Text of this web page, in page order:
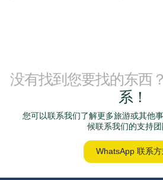
没有找到您要找的东西
系！
您可以联系我们了解更多旅游或其他
候联系我们的支持团
WhatsApp 联系